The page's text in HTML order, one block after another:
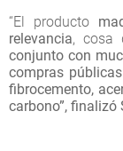
“El producto
relevancia, cosa
conjunto con
compras públicas
fibrocemento,
carbono”, finalizó